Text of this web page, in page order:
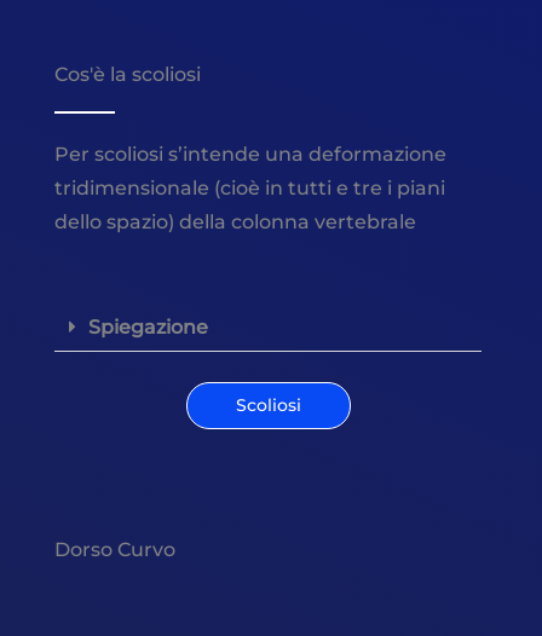
Cos'è la scoliosi
Per scoliosi s’intende una deformazione
tridimensionale (cioè in tutti e tre i piani
dello spazio) della colonna vertebrale
Spiegazione
Scoliosi
Dorso Curvo